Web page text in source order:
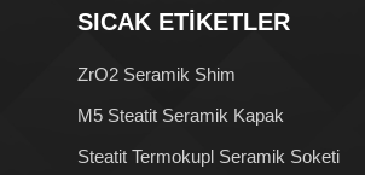
SICAK ETİKETLER
ZrO2 Seramik Shim
M5 Steatit Seramik Kapak
Steatit Termokupl Seramik Soketi